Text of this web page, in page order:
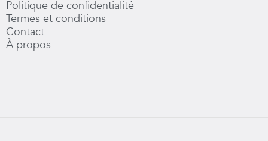
i
n
Politique de confidentialité
Termes et conditions
Contact
À propos